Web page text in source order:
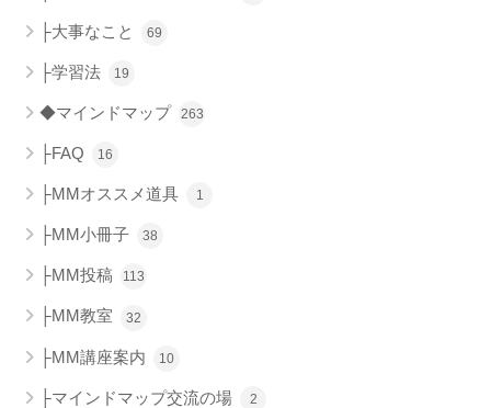
├大事なこと 69
├学習法 19
◆マインドマップ 263
├FAQ 16
├MMオススメ道具 1
├MM小冊子 38
├MM投稿 113
├MM教室 32
├MM講座案内 10
├マインドマップ交流の場 2